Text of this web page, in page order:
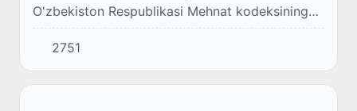
O'zbekiston Respublikasi Mehnat kodeksining
100 moddasi birinchi bandiga asosan tumandagi
mahalla fuqarolar yig'ini o'rinbosarlari obo...
2751